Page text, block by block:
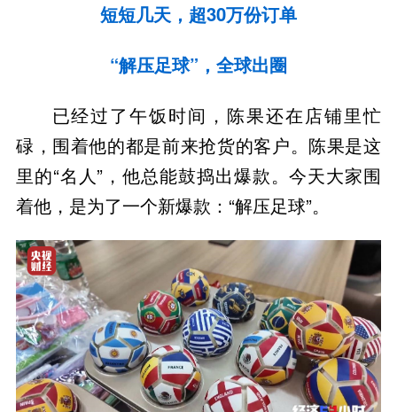
短短几天，超30万份订单
“解压足球”，全球出圈
已经过了午饭时间，陈果还在店铺里忙
碌，围着他的都是前来抢货的客户。陈果是这
里的“名人”，他总能鼓捣出爆款。今天大家围
着他，是为了一个新爆款：“解压足球”。